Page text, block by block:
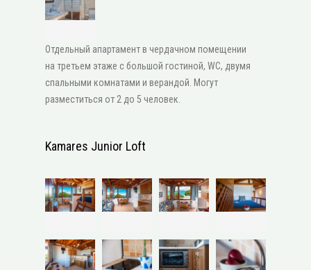
Отдельный апартамент в чердачном помещении
на третьем этаже с большой гостиной, WC, двумя
спальными комнатами и верандой. Могут
разместиться от 2 до 5 человек.
Kamares Junior Loft